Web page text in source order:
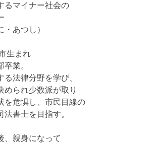
るマイナー社会の
あつし）
生まれ
業。
法律分野を学び、
められ少数派が取り
を危惧し、市民目線の
書士を目指す。
、親身になって